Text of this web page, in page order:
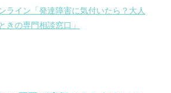
ライン「発達障害に気付いたら？大人
きの専門相談窓口」